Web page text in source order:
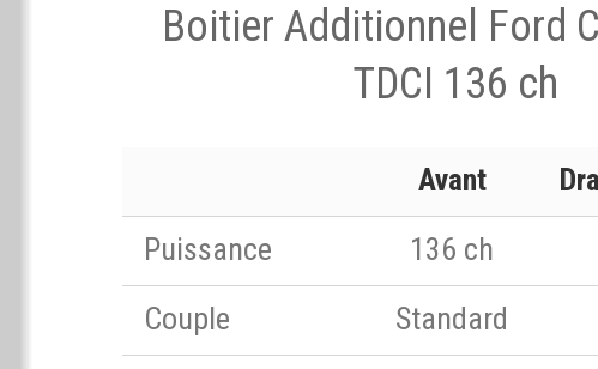
Boitier Additionnel Ford
TDCI 136 ch
Avant
Puissance
136 ch
Couple
Standard